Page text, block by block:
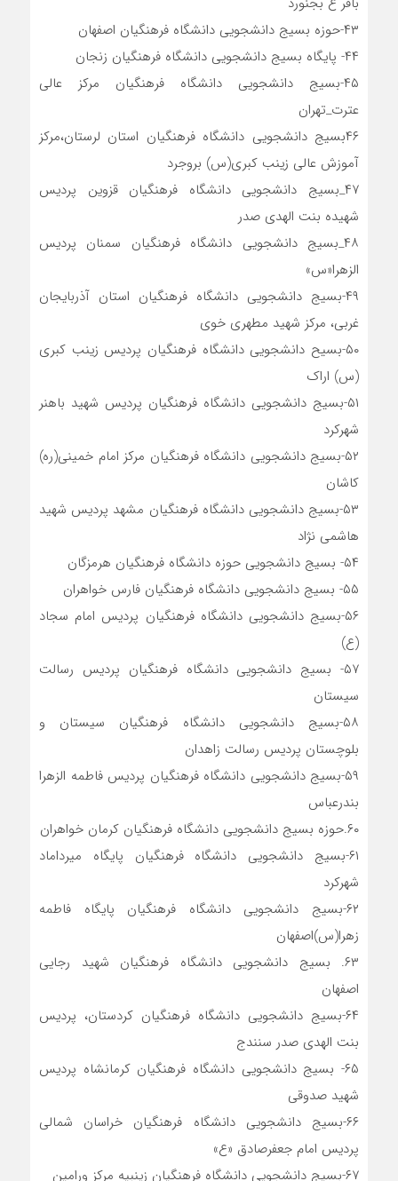
۴۳-حوزه بسیج دانشجویی دانشگاه فرهنگیان اصفهان
۴۴- پایگاه بسیج دانشجویی دانشگاه فرهنگیان زنجان
۴۵-بسیج دانشجویی دانشگاه فرهنگیان مرکز عالی
عترت_تهران
۴۶بسیج دانشجویی دانشگاه فرهنگیان استان لرستان،مرکز
آموزش عالی زینب کبری(س) بروجرد
۴۷_بسیج دانشجویی دانشگاه فرهنگیان قزوین پردیس
شهیده بنت الهدی صدر
۴۸_بسیج دانشجویی دانشگاه فرهنگیان سمنان پردیس
الزهرا«س»
۴۹-بسیج دانشجویی دانشگاه فرهنگیان استان آذربایجان
غربی، مرکز شهید مطهری خوی
۵۰-بسیح دانشجویی دانشگاه فرهنگیان پردیس زینب کبری
(س) اراک
۵۱-بسیج دانشجویی دانشگاه فرهنگیان پردیس شهید باهنر
شهرکرد
۵۲-بسیج دانشجویی دانشگاه فرهنگیان مرکز امام خمینی(ره)
کاشان
۵۳-بسیج دانشجویی دانشگاه فرهنگیان مشهد پردیس شهید
هاشمی نژاد
۵۴- بسیج دانشجویی حوزه دانشگاه فرهنگیان هرمزگان
۵۵- بسیج دانشجویی دانشگاه فرهنگیان فارس خواهران
۵۶-بسیج دانشجویی دانشگاه فرهنگیان پردیس امام سجاد
(ع)
۵۷- بسیج دانشجویی دانشگاه فرهنگیان پردیس رسالت
سیستان
۵۸-بسیج دانشجویی دانشگاه فرهنگیان سیستان و
بلوچستان پردیس رسالت زاهدان
۵۹-بسیج دانشجویی دانشگاه فرهنگیان پردیس فاطمه الزهرا
بندرعباس
۶۰.حوزه بسیج دانشجویی دانشگاه فرهنگیان کرمان خواهران
۶۱-بسیج دانشجویی دانشگاه فرهنگیان پایگاه میرداماد
شهرکرد
۶۲-بسیج دانشجویی دانشگاه فرهنگیان پایگاه فاطمه
زهرا(س)اصفهان
۶۳. بسیج دانشجویی دانشگاه فرهنگیان شهید رجایی
اصفهان
۶۴-بسیج دانشجویی دانشگاه فرهنگیان کردستان، پردیس
بنت الهدی صدر سنندج
۶۵- بسیج دانشجویی دانشگاه فرهنگیان کرمانشاه پردیس
شهید صدوقی
۶۶-بسیج دانشجویی دانشگاه فرهنگیان خراسان شمالی
پردیس امام جعفرصادق «ع»
۶۷-بسیج دانشجویی دانشگاه فرهنگیان زینبیه مرکز ورامین